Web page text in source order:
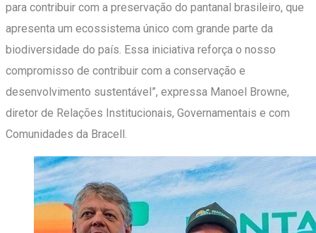
para contribuir com a preservação do pantanal brasileiro, que
apresenta um ecossistema único com grande parte da
biodiversidade do país. Essa iniciativa reforça o nosso
compromisso de contribuir com a conservação e
desenvolvimento sustentável”, expressa Manoel Browne,
diretor de Relações Institucionais, Governamentais e com
Comunidades da Bracell.